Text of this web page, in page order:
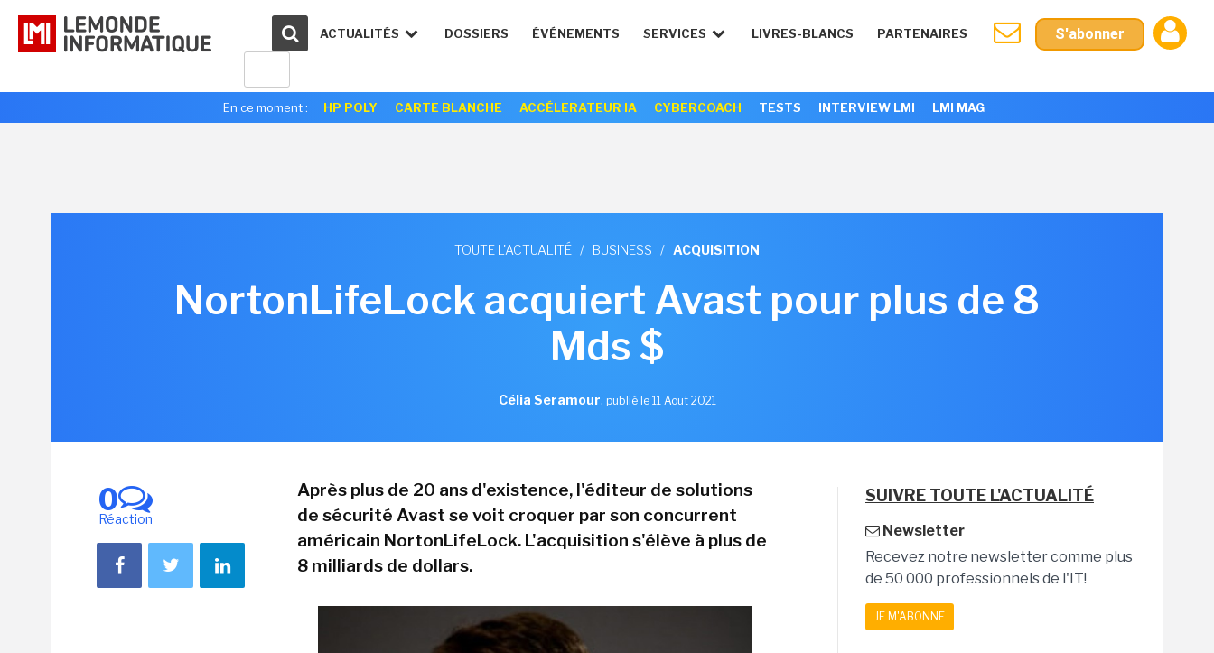
ACTUALITÉS DOSSIERS ÉVÉNEMENTS SERVICES LIVRES-BLANCS PARTENAIRES S'abonner
En ce moment : HP POLY CARTE BLANCHE ACCÉLERATEUR IA CYBERCOACH TESTS INTERVIEW LMI LMI MAG
TOUTE L'ACTUALITÉ / BUSINESS / ACQUISITION
NortonLifeLock acquiert Avast pour plus de 8
Mds $
Célia Seramour, publié le 11 Aout 2021
0
Réaction
Après plus de 20 ans d'existence, l'éditeur de solutions
de sécurité Avast se voit croquer par son concurrent
américain NortonLifeLock. L'acquisition s'élève à plus de
8 milliards de dollars.
SUIVRE TOUTE L'ACTUALITÉ
Newsletter
Recevez notre newsletter comme plus
de 50 000 professionnels de l'IT!
JE M'ABONNE